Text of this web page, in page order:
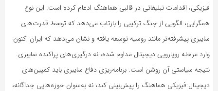
فیزیکی، اقدامات تبلیغاتی در قالبی هماهنگ ادغام کرده است. این نوع
همگرایی، الگویی از جنگ ترکیبی را بازتاب می‌دهد که توسط قدرت‌های
سایبری پیشرفته‌تر مانند روسیه توسعه یافته و نشان می‌دهد که ایران اکنون
وارد مرحله رویارویی دیجیتال مداوم شده، نه درگیری‌های پراکنده سایبری.
نتیجه سیاستی آن روشن است: برنامه‌ریزی دفاع سایبری باید کمپین‌های
دیجیتال-فیزیکی هماهنگ را پیش‌بینی کند، نه به‌عنوان حوزه‌هایی جداگانه،